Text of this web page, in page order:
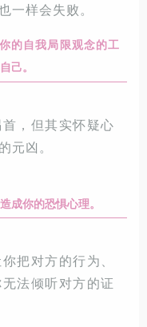
一样会失败。
的自我局限观念的工
己。
，但其实怀疑心
元凶。
成你的恐惧心理。
把对方的行为、
法倾听对方的证